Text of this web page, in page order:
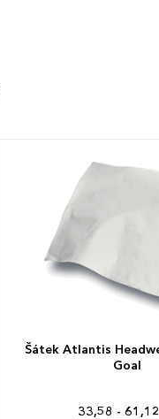
Šátek Atlantis
Goal
33,58 -